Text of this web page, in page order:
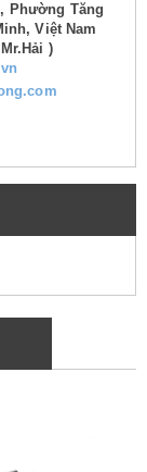
Phường Tăng
Việt Nam
)